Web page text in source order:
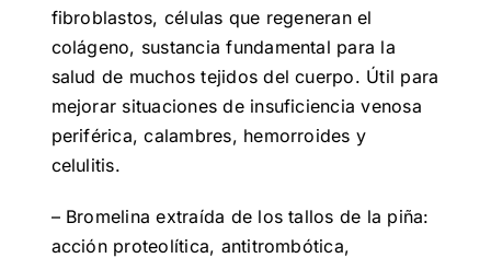
fibroblastos, células que regeneran el
colágeno, sustancia fundamental para la
salud de muchos tejidos del cuerpo. Útil para
mejorar situaciones de insuficiencia venosa
periférica, calambres, hemorroides y
celulitis.
– Bromelina extraída de los tallos de la piña:
acción proteolítica, antitrombótica,